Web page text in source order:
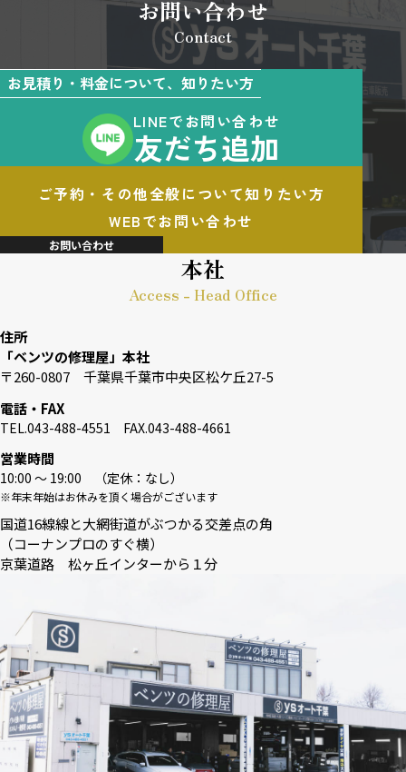
お問い合わせ
Contact
お見積り・料金について、知りたい方
LINEでお問い合わせ
友だち追加
ご予約・その他全般について知りたい方
WEBでお問い合わせ
お問い合わせ
本社
Access - Head Office
住所
「ベンツの修理屋」本社
〒260-0807 千葉県千葉市中央区松ケ丘27-5
電話・FAX
TEL.043-488-4551 FAX.043-488-4661
営業時間
10:00 〜 19:00 （定休：なし）
※年末年始はお休みを頂く場合がございます
国道16線線と大網街道がぶつかる交差点の角
（コーナンプロのすぐ横）
京葉道路 松ヶ丘インターから１分